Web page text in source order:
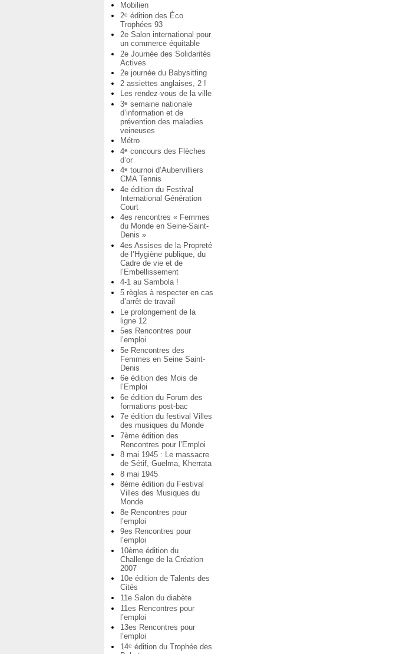
Mobilien
2e édition des Éco
Trophées 93
2e Salon international pour
un commerce équitable
2e Journée des Solidarités
Actives
2e journée du Babysitting
2 assiettes anglaises, 2 !
Les rendez-vous de la ville
3e semaine nationale
d’information et de
prévention des maladies
veineuses
Métro
4e concours des Flèches
d’or
4e tournoi d’Aubervilliers
CMA Tennis
4e édition du Festival
International Génération
Court
4es rencontres « Femmes
du Monde en Seine-Saint-
Denis »
4es Assises de la Propreté
de l’Hygiène publique, du
Cadre de vie et de
l’Embellissement
4-1 au Sambola !
5 règles à respecter en cas
d’arrêt de travail
Le prolongement de la
ligne 12
5es Rencontres pour
l’emploi
5e Rencontres des
Femmes en Seine Saint-
Denis
6e édition des Mois de
l’Emploi
6e édition du Forum des
formations post-bac
7e édition du festival Villes
des musiques du Monde
7ème édition des
Rencontres pour l’Emploi
8 mai 1945 : Le massacre
de Sétif, Guelma, Kherrata
8 mai 1945
8ème édition du Festival
Villes des Musiques du
Monde
8e Rencontres pour
l’emploi
9es Rencontres pour
l’emploi
10ème édition du
Challenge de la Création
2007
10e édition de Talents des
Cités
11e Salon du diabète
11es Rencontres pour
l’emploi
13es Rencontres pour
l’emploi
14e édition du Trophée des